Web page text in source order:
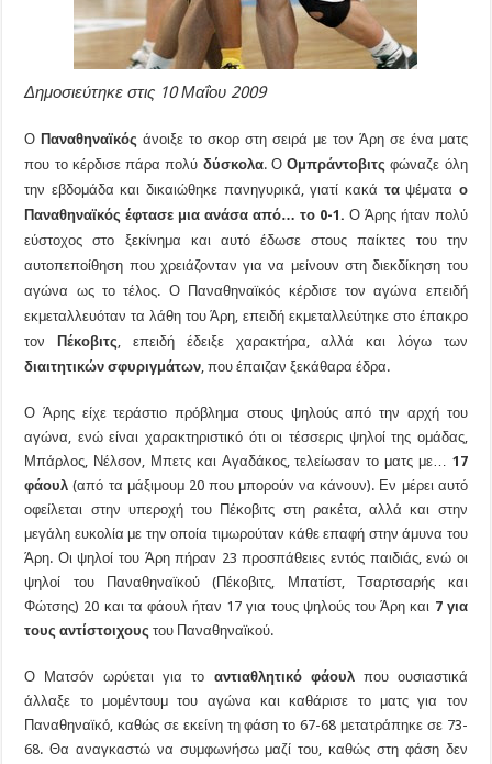
Δημοσιεύτηκε στις 10 Μαΐου 2009
Ο Παναθηναϊκόςάνοιξε το σκορ στη σειρά με τον Άρη σε ένα ματς
που το κέρδισε πάρα πολύ δύσκολα. ΟΟμπράντοβιτςφώναζε όλη
την εβδομάδα και δικαιώθηκε πανηγυρικά, γιατί κακά ταψέματα ο
Παναθηναϊκός έφτασε μια ανάσα από… το 0-1. Ο Άρης ήταν πολύ
εύστοχος στο ξεκίνημα και αυτό έδωσε στους παίκτες του την
αυτοπεποίθηση που χρειάζονταν για να μείνουν στη διεκδίκηση του
αγώνα ως το τέλος. Ο Παναθηναϊκός κέρδισε τον αγώνα επειδή
εκμεταλλευόταν τα λάθη του Άρη, επειδή εκμεταλλεύτηκε στο έπακρο
τον
Πέκοβιτς, επειδή έδειξε χαρακτήρα, αλλά και λόγω των
διαιτητικών σφυριγμάτων, που έπαιζαν ξεκάθαρα έδρα.
Ο Άρης είχε τεράστιο πρόβλημα στους ψηλούς από την αρχή του
αγώνα, ενώ είναι χαρακτηριστικό ότι οι τέσσερις ψηλοί της ομάδας,
Μπάρλος, Νέλσον, Μπετς και Αγαδάκος, τελείωσαν το ματς με… 17
φάουλ (από τα μάξιμουμ 20 που μπορούν να κάνουν). Εν μέρει αυτό
οφείλεται στην υπεροχή του Πέκοβιτς στη ρακέτα, αλλά και στην
μεγάλη ευκολία με την οποία τιμωρούταν κάθε επαφή στην άμυνα του
Άρη. Οι ψηλοί του Άρη πήραν 23 προσπάθειες εντός παιδιάς, ενώ οι
ψηλοί του Παναθηναϊκού (Πέκοβιτς, Μπατίστ, Τσαρτσαρής και
Φώτσης) 20 και τα φάουλ ήταν 17 για τους ψηλούς του Άρη και 7 για
τους αντίστοιχους του Παναθηναϊκού.
Ο Ματσόν ωρύεται για το αντιαθλητικό φάουλπου ουσιαστικά
άλλαξε το μομέντουμ του αγώνα και καθάρισε το ματς για τον
Παναθηναϊκό, καθώς σε εκείνη τη φάση το 67-68 μετατράπηκε σε 73-
68. Θα αναγκαστώ να συμφωνήσω μαζί του, καθώς στη φάση δεν